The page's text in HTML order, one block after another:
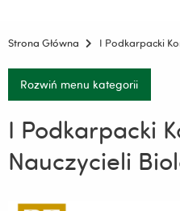
Strona Główna I Podkarpacki
Rozwiń menu kategorii
I Podkarpacki
Nauczycieli